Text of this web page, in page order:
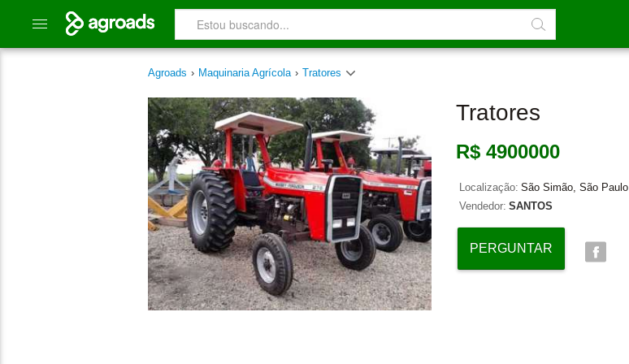
Agroads › Maquinaria Agrícola › Tratores
Tratores
R$ 4900000
Localização: São Simão, São Paulo
Vendedor: SANTOS
PERGUNTAR